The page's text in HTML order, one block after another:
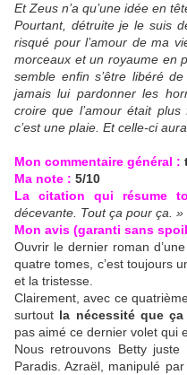
Et Zeus n’a qu’une idée en
Pourtant, détruite je le suis
risqué pour l’amour de ma
morceaux et un royaume en
semble enfin s’être libéré
jamais lui pardonner les
croire que l’amour était plus
c’est une plaie. Et celle-ci
Mon commentaire général :
Ma note : 5/10
La citation qui résume
décevante. Tout ça pour ça. »
Mon avis (garanti sans
Ouvrir le dernier roman
quatre tomes, c’est toujours
et la tristesse.
Clairement, avec ce
surtout la nécessité que
pas aimé ce dernier volet qui
Nous retrouvons Betty
Paradis. Azraël, manipulé